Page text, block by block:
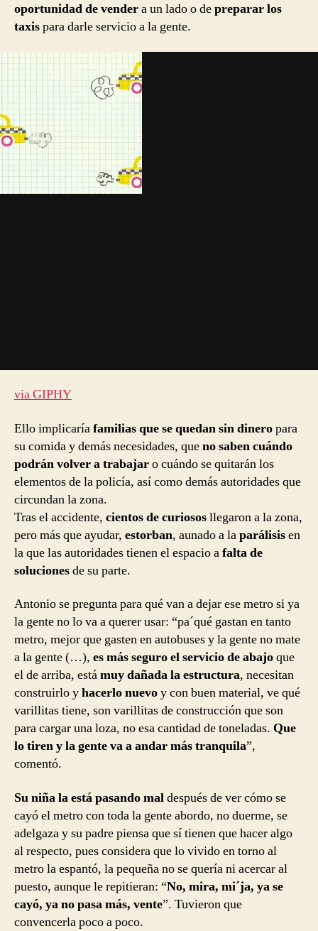
oportunidad de vendera un lado o depreparar los
taxispara darle servicio a la gente.
via GIPHY
Ello implicaríafamilias que se quedan sin dineropara
su comida y demás necesidades, queno saben cuándo
podrán volver a trabajaro cuándo se quitarán los
elementos de la policía, así como demás autoridades que
circundan la zona.
Tras el accidente, cientos de curiososllegaron a la zona,
pero más que ayudar, estorban, aunado a laparálisisen
la que las autoridades tienen el espacio afalta de
solucionesde su parte.
Antonio se pregunta para qué van a dejar ese metro si ya
la gente no lo va a querer usar: “pa´qué gastan en tanto
metro, mejor que gasten en autobuses y la gente no mate
a la gente (…), es más seguro el servicio de abajoque
el de arriba, estámuy dañada la estructura, necesitan
construirlo yhacerlo nuevoy con buen material, ve qué
varillitas tiene, son varillitas de construcción que son
para cargar una loza, no esa cantidad de toneladas. Que
lo tiren y la gente va a andar más tranquila”,
comentó.
Su niña la está pasando maldespués de ver cómo se
cayó el metro con toda la gente abordo, no duerme, se
adelgaza y su padre piensa que sí tienen que hacer algo
al respecto, pues considera que lo vivido en torno al
metro la espantó, la pequeña no se quería ni acercar al
puesto, aunque le repitieran: “No, mira, mi´ja, ya se
cayó, ya no pasa más, vente”. Tuvieron que
convencerla poco a poco.